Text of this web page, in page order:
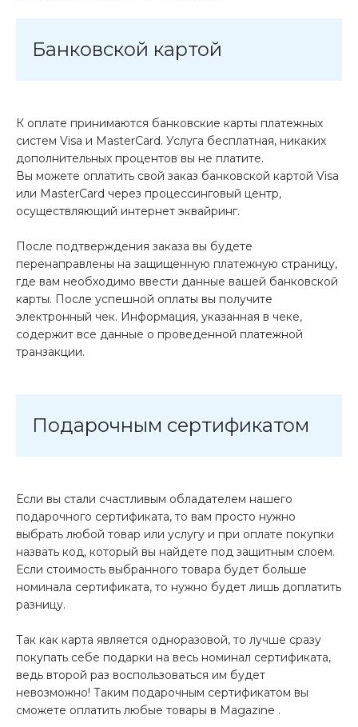
Банковской картой
К оплате принимаются банковские карты платежных
систем Visa и MasterCard. Услуга бесплатная, никаких
дополнительных процентов вы не платите.
Вы можете оплатить свой заказ банковской картой Visa
или MasterCard через процессинговый центр,
осуществляющий интернет эквайринг.
После подтверждения заказа вы будете
перенаправлены на защищенную платежную страницу,
где вам необходимо ввести данные вашей банковской
карты. После успешной оплаты вы получите
электронный чек. Информация, указанная в чеке,
содержит все данные о проведенной платежной
транзакции.
Подарочным сертификатом
Если вы стали счастливым обладателем нашего
подарочного сертификата, то вам просто нужно
выбрать любой товар или услугу и при оплате покупки
назвать код, который вы найдете под защитным слоем.
Если стоимость выбранного товара будет больше
номинала сертификата, то нужно будет лишь доплатить
разницу.
Так как карта является одноразовой, то лучше сразу
покупать себе подарки на весь номинал сертификата,
ведь второй раз воспользоваться им будет
невозможно! Таким подарочным сертификатом вы
сможете оплатить любые товары в Magazine .